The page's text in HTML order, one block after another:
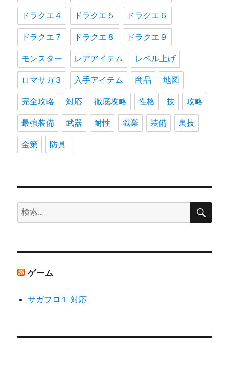
ドラクエ４ ドラクエ５ ドラクエ６
ドラクエ７ ドラクエ８ ドラクエ９
モンスター レアアイテム レベル上げ
ロマサガ３ 入手アイテム 商品 地図
完全攻略 対応 徹底攻略 性格 技 攻略
最強装備 武器 耐性 職業 装備 裏技
金策 防具
検
索:
検
ゲーム
サガフロ１ 対応